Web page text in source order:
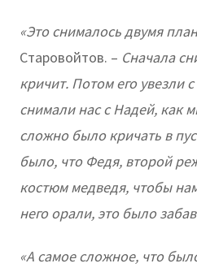
«Это снималось двумя
Старовойтов. – Сначала
кричит. Потом его увезли
снимали нас с Надей, как
сложно было кричать в
было, что Федя, второй
костюм медведя, чтобы
него орали, это было
«А самое сложное, что